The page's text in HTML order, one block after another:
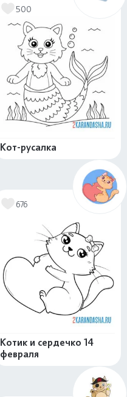
500
Кот-русалка
676
Котик и сердечко 14
февраля